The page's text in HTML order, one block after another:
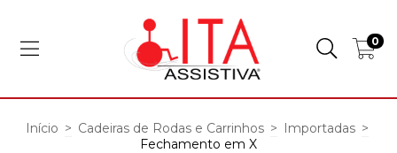
0
Início > Cadeiras de Rodas e Carrinhos > Importadas >
Fechamento em X